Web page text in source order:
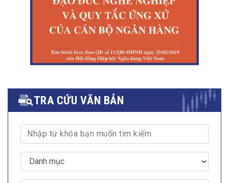
TRA CỨU VĂN BẢN